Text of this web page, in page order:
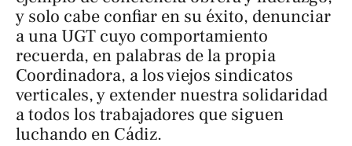
y solo cabe confiar en su éxito, denunciar
a una UGT cuyo comportamiento
recuerda, en palabras de la propia
Coordinadora, a los viejos sindicatos
verticales, y extender nuestra solidaridad
a todos los trabajadores que siguen
luchando en Cádiz.